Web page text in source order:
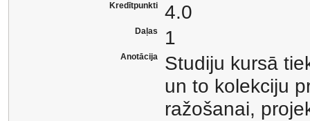
Kredītpunkti 4.0
Daļas 1
Anotācija
Studiju kursā
un to kolekciju
ražošanai,